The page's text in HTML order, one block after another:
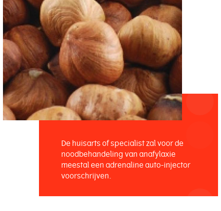
De huisarts of specialist zal voor de
noodbehandeling van anafylaxie
meestal een adrenaline auto-injector
voorschrijven.